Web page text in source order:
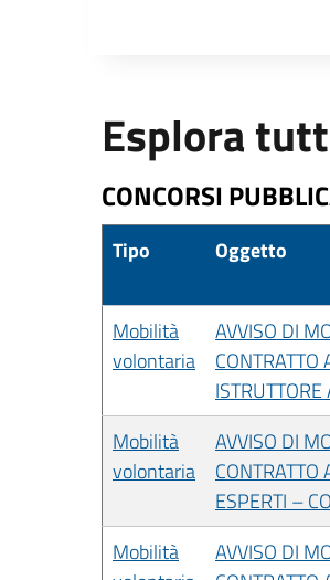
Esplora
CONCORSI
Tipo Oggetto
Mobilità
volontaria
AVVISO DI
CONTRATTO
Mobilità
volontaria
AVVISO DI
CONTRATTO
ESPERTI –
Mobilità
AVVISO DI